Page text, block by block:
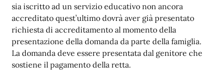
sia iscritto ad un servizio educativo non ancora
accreditato quest’ultimo dovrà aver già presentato
richiesta di accreditamento al momento della
presentazione della domanda da parte della famiglia.
La domanda deve essere presentata dal genitore che
sostiene il pagamento della retta.